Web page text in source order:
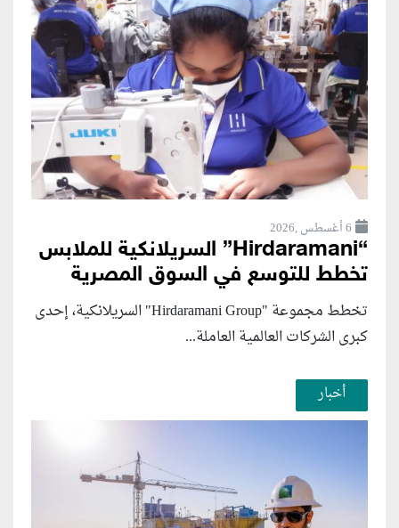
6 أغسطس ,2026
“Hirdaramani” السريلانكية للملابس
تخطط للتوسع في السوق المصرية
تخطط مجموعة "Hirdaramani Group" السريلانكية، إحدى
كبرى الشركات العالمية العاملة...
أخبار